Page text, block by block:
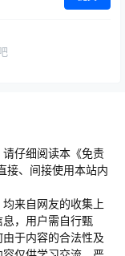
仔细阅读本《免责
接、间接使用本站内
来自网友的收集上
，用户需自行甄
于内容的合法性及